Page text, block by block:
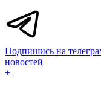
Подпишись на
новостей
+